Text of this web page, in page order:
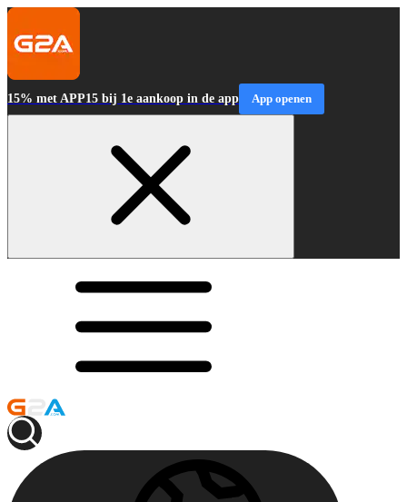
15% met APP15 bij 1e aankoop in de app App openen